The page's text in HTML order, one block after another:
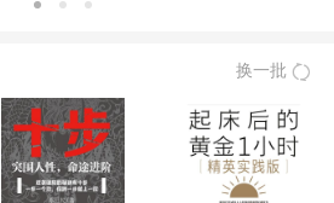
换一批